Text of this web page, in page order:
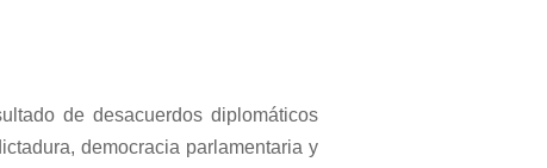
de desacuerdos diplomáticos
democracia parlamentaria y